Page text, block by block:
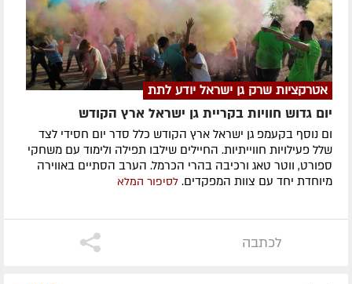
אטרקציות שרק גן ישראל יודע לתת
יום גדוש חוויות בקריית גן ישראל ארץ הקודש
ום נוסף בקעמפ גן ישראל ארץ הקודש כלל סדר יום חסידי לצד
שלל פעילויות חווייתיות. החיילים שילבו תפילה ולימוד עם משחקי
ספורט, ווטר טאג ורכיבה בהרי הכרמל. הערב הסתיים באווירה
מיוחדת יחד עם צוות המפקדים. לסיפור המלא
לכתבה